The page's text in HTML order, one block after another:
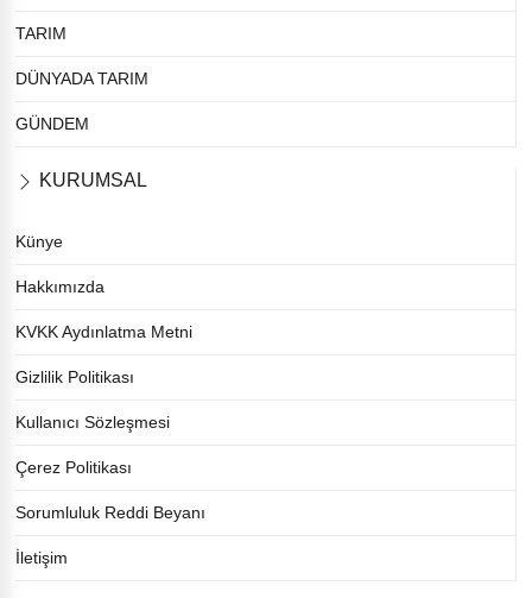
TARIM
DÜNYADA TARIM
GÜNDEM
KURUMSAL
Künye
Hakkımızda
KVKK Aydınlatma Metni
Gizlilik Politikası
Kullanıcı Sözleşmesi
Çerez Politikası
Sorumluluk Reddi Beyanı
İletişim